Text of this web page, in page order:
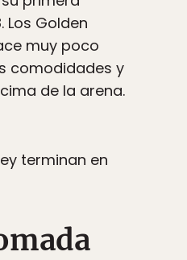
Golden
muy poco
comodidades y
de la arena.
terminan en